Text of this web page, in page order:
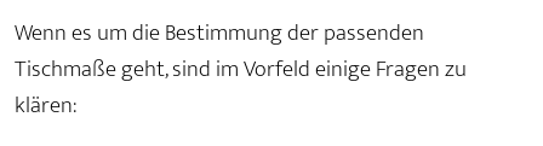
Wenn es um die Bestimmung der passenden
Tischmaße geht, sind im Vorfeld einige Fragen zu
klären: